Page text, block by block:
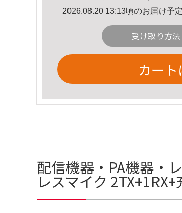
2026.08.20 13:13頃のお届け予定
受け取り方
カー
配信機器・PA機器・
レスマイク